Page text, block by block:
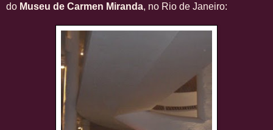
do Museu de Carmen Miranda, no Rio de Janeiro: